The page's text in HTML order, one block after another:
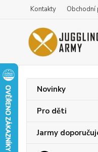
Kontakty Obchodní
Novinky
Pro děti
Jarmy